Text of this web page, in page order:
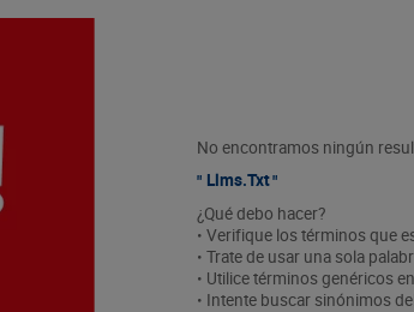
No encontramos ningún
Llms.txt
¿Qué debo hacer?
• Verifique los términos que
• Trate de usar una sola
• Utilice términos genéricos
• Intente buscar sinónimos